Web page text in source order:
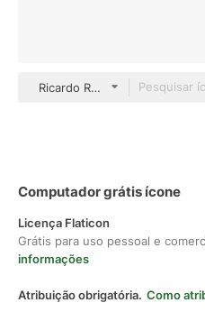
Ricardo Ruiz Others
Computador grátis ícone
Licença Flaticon
Grátis para uso pessoal e
informações
Atribuição obrigatória. Como